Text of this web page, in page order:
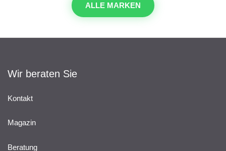
ALLE MARKEN
Wir beraten Sie
Kontakt
Magazin
Beratung